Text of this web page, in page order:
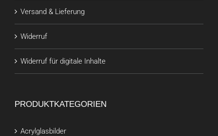
Versand & Lieferung
Widerruf
Widerruf für digitale Inhalte
PRODUKTKATEGORIEN
Acrylglasbilder